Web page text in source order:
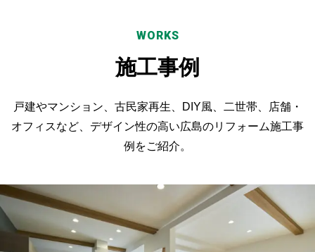
WORKS
施工事例
戸建やマンション、古民家再生、DIY風、二世帯、
店舗・
オフィスなど、デザイン性の高い広島のリフォーム施工事
例をご紹介。